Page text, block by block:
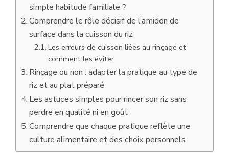
simple habitude familiale ?
Comprendre le rôle décisif de l’amidon de
surface dans la cuisson du riz
Les erreurs de cuisson liées au rinçage et
comment les éviter
Rinçage ou non : adapter la pratique au type de
riz et au plat préparé
Les astuces simples pour rincer son riz sans
perdre en qualité ni en goût
Comprendre que chaque pratique reflète une
culture alimentaire et des choix personnels